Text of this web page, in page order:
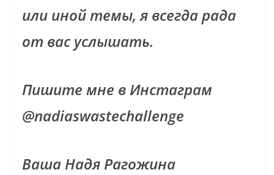
или иной темы, я всегда рада
от вас услышать.
Пишите мне в Инстаграм
@nadiaswastechallenge
Ваша Надя Рагожина